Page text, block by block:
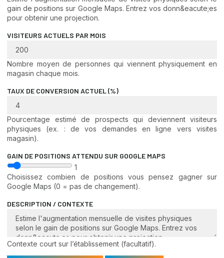
gain de positions sur Google Maps. Entrez vos donn&eacute;es
pour obtenir une projection.
VISITEURS ACTUELS PAR MOIS
Nombre moyen de personnes qui viennent physiquement en
magasin chaque mois.
TAUX DE CONVERSION ACTUEL (%)
Pourcentage estimé de prospects qui deviennent visiteurs
physiques (ex. : de vos demandes en ligne vers visites
magasin).
GAIN DE POSITIONS ATTENDU SUR GOOGLE MAPS
1
Choisissez combien de positions vous pensez gagner sur
Google Maps (0 = pas de changement).
DESCRIPTION / CONTEXTE
Contexte court sur l’établissement (facultatif).